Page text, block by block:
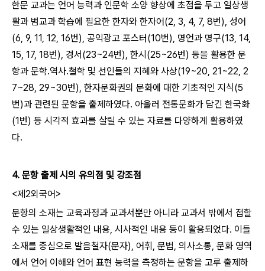
한문 교과는 언어 능력과 인문학 소양 향상에 초점을 두고 일상생
활과 범교과 학습에 필요한 한자와 한자어(2, 3, 4, 7, 8번), 성어
(6, 9, 11, 12, 16번), 공익광고 포스터(10번), 명언과 명구(13, 14,
15, 17, 18번), 경서(23~24번), 한시(25~26번) 등을 활용한 문
항과 문학․역사․철학 및 선인들의 지혜와 사상(19~20, 21~22, 2
7~28, 29~30번), 한자문화권의 문화에 대한 기초적인 지식(5
번)과 관련된 문항을 출제하였다. 아울러 전통문화가 담긴 한국화
(1번) 등 시각적 효과를 살릴 수 있는 자료를 다양하게 활용하였
다.
4. 문항 출제 시의 유의점 및 강조점
<제2외국어>
문항의 소재는 교육과정과 교과서뿐만 아니라 교과서 밖에서 접할
수 있는 일상생활적인 내용, 시사적인 내용 등이 활용되었다. 이들
소재를 중심으로 발음철자(문자), 어휘, 문법, 의사소통, 문화 영역
에서 언어 이해와 언어 표현 능력을 측정하는 문항을 고루 출제하